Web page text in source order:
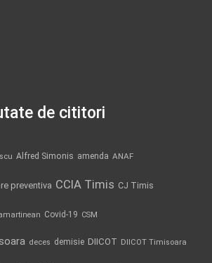
de cititori
Alfred Simonis amenda ANAF
preventiva CCIA Timis CJ Timis
Covid-19 CSM
deces demisie DIICOT DIICOT Timisoara